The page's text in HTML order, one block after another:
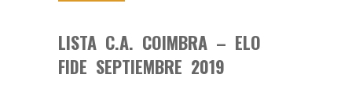
LISTA C.A. COIMBRA – ELO
FIDE SEPTIEMBRE 2019